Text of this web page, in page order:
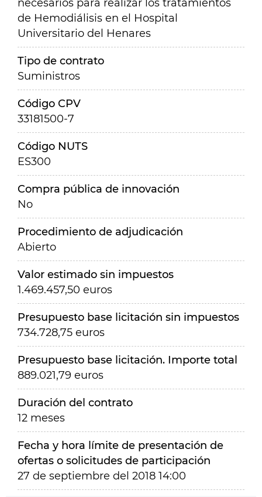
necesarios para realizar los tratamientos
de Hemodiálisis en el Hospital
Universitario del Henares
Tipo de contrato
Suministros
Código CPV
33181500-7
Código NUTS
ES300
Compra pública de innovación
No
Procedimiento de adjudicación
Abierto
Valor estimado sin impuestos
1.469.457,50 euros
Presupuesto base licitación sin impuestos
734.728,75 euros
Presupuesto base licitación. Importe total
889.021,79 euros
Duración del contrato
12 meses
Fecha y hora límite de presentación de
ofertas o solicitudes de participación
27 de septiembre del 2018 14:00